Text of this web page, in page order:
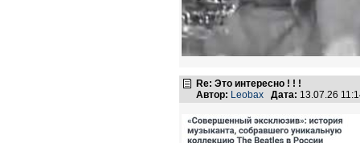
Re: Это интересно ! ! !
Автор: Leobax Дата: 13.07.26